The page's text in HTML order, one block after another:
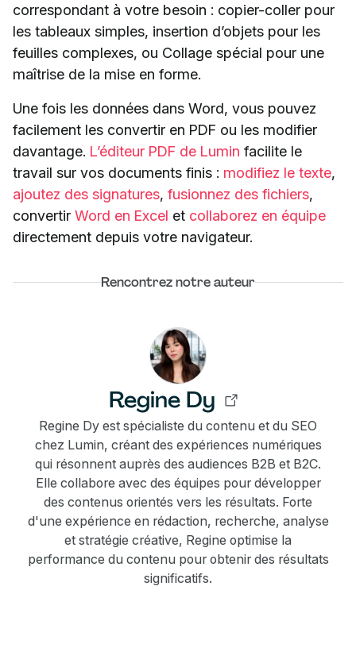
correspondant à votre besoin : copier-coller pour
les tableaux simples, insertion d’objets pour les
feuilles complexes, ou Collage spécial pour une
maîtrise de la mise en forme.
Une fois les données dans Word, vous pouvez
facilement les convertir en PDF ou les modifier
davantage. L’éditeur PDF de Lumin facilite le
travail sur vos documents finis : modifiez le texte,
ajoutez des signatures, fusionnez des fichiers,
convertir Word en Excel et collaborez en équipe
directement depuis votre navigateur.
Rencontrez notre auteur
Regine Dy
Regine Dy est spécialiste du contenu et du SEO
chez Lumin, créant des expériences numériques
qui résonnent auprès des audiences B2B et B2C.
Elle collabore avec des équipes pour développer
des contenus orientés vers les résultats. Forte
d'une expérience en rédaction, recherche, analyse
et stratégie créative, Regine optimise la
performance du contenu pour obtenir des résultats
significatifs.